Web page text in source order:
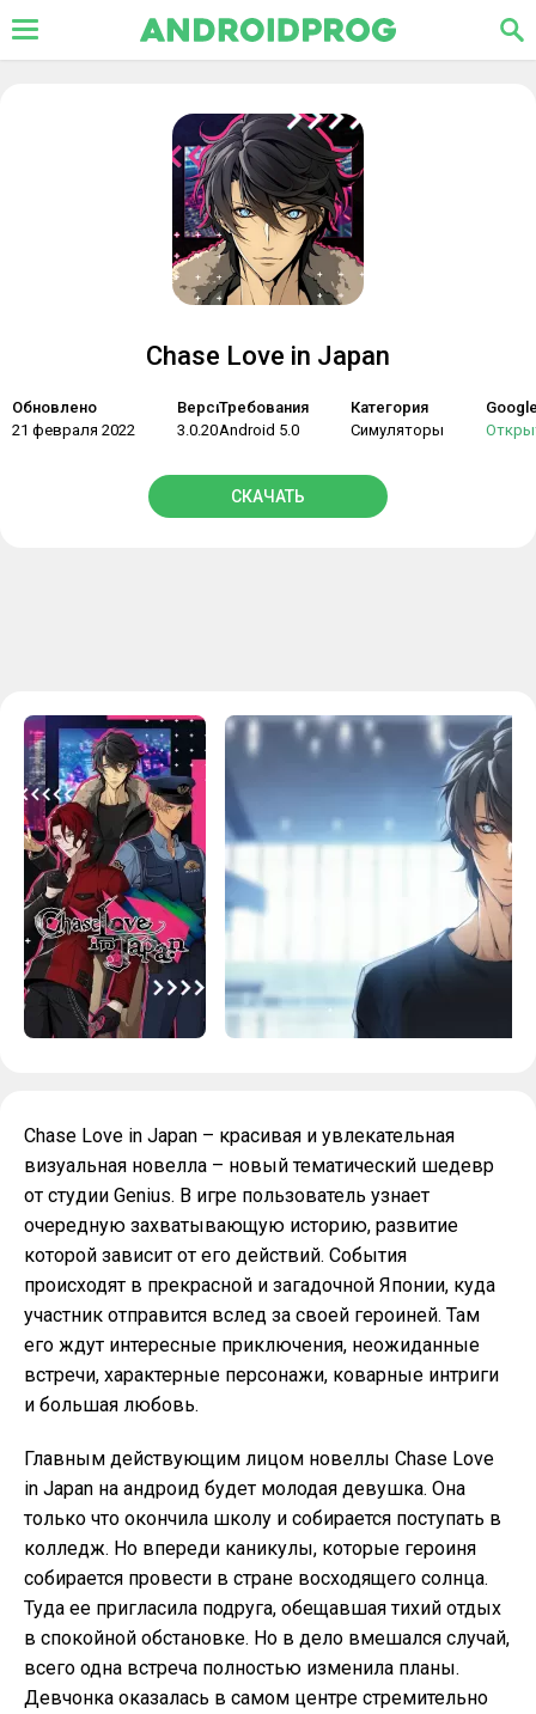
Chase Love in Japan
Обновлено
21 февраля 2022
Версия
3.0.20
Требования
Android 5.0
Категория
Симуляторы
СКАЧАТЬ
Chase Love in Japan – красивая и увлекательная
визуальная новелла – новый тематический шедевр
от студии Genius. В игре пользователь узнает
очередную захватывающую историю, развитие
которой зависит от его действий. События
происходят в прекрасной и загадочной Японии, куда
участник отправится вслед за своей героиней. Там
его ждут интересные приключения, неожиданные
встречи, характерные персонажи, коварные интриги
и большая любовь.
Главным действующим лицом новеллы Chase Love
in Japan на андроид будет молодая девушка. Она
только что окончила школу и собирается поступать в
колледж. Но впереди каникулы, которые героиня
собирается провести в стране восходящего солнца.
Туда ее пригласила подруга, обещавшая тихий отдых
в спокойной обстановке. Но в дело вмешался случай,
всего одна встреча полностью изменила планы.
Девчонка оказалась в самом центре стремительно